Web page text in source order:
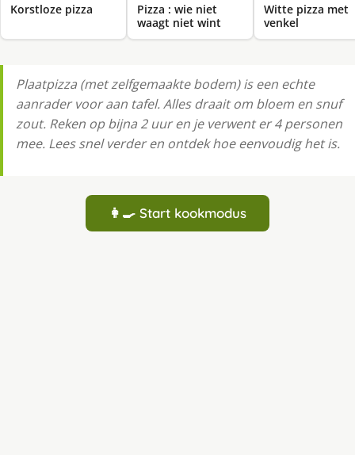
Korstloze pizza
Pizza : wie niet
waagt niet wint
Witte pizza met
venkel
Plaatpizza (met zelfgemaakte bodem) is een echte
aanrader voor aan tafel. Alles draait om bloem en snuf
zout. Reken op bijna 2 uur en je verwent er 4 personen
mee. Lees snel verder en ontdek hoe eenvoudig het is.
👩‍🍳 Start kookmodus